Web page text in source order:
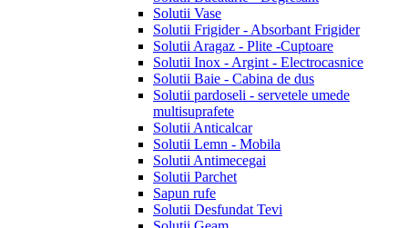
Solutii Vase
Solutii Frigider - Absorbant Frigider
Solutii Aragaz - Plite -Cuptoare
Solutii Inox - Argint - Electrocasnice
Solutii Baie - Cabina de dus
Solutii pardoseli - servetele umede
multisuprafete
Solutii Anticalcar
Solutii Lemn - Mobila
Solutii Antimecegai
Solutii Parchet
Sapun rufe
Solutii Desfundat Tevi